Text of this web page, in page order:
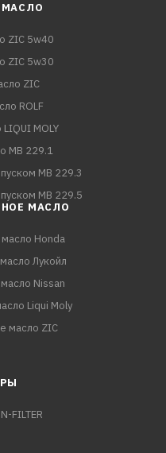
ZIC 5w40
ZIC 5w30
ZIC
ROLF
MOLY
MB 229.1
MB 229.3
MB 229.5
МАСЛО
Honda
Лукойл
Nissan
Liqui Moly
масло ZIC
FILTER